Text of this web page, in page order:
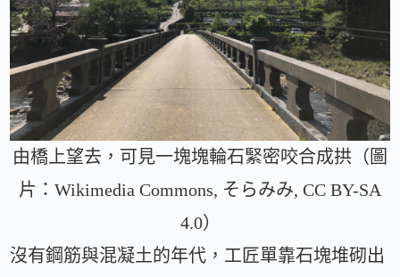
由橋上望去，可見一塊塊輪石緊密咬合成拱（圖
片：Wikimedia Commons, そらみみ, CC BY-SA
4.0）
沒有鋼筋與混凝土的年代，工匠單靠石塊堆砌出